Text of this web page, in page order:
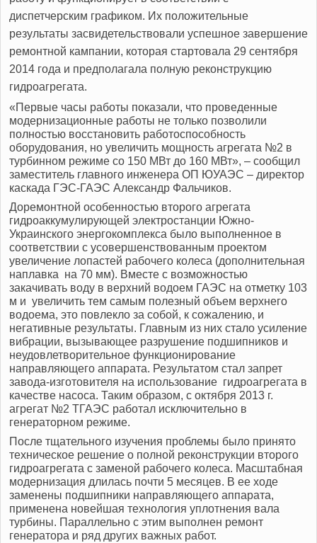
диспетчерским графиком. Их положительные
результаты засвидетельствовали успешное завершение
ремонтной кампании, которая стартовала 29 сентября
2014 года и предполагала полную реконструкцию
гидроагрегата.
«Первые часы работы показали, что проведенные
модернизационные работы не только позволили
полностью восстановить работоспособность
оборудования, но увеличить мощность агрегата №2 в
турбинном режиме со 150 МВт до 160 МВт», – сообщил
заместитель главного инженера ОП ЮУАЭС – директор
каскада ГЭС-ГАЭС Александр Фальчиков.
Доремонтной особенностью второго агрегата
гидроаккумулирующей электростанции Южно-
Украинского энергокомплекса было выполненное в
соответствии с усовершенствованным проектом
увеличение лопастей рабочего колеса (дополнительная
наплавка на 70 мм). Вместе с возможностью
закачивать воду в верхний водоем ГАЭС на отметку 103
м и увеличить тем самым полезный объем верхнего
водоема, это повлекло за собой, к сожалению, и
негативные результаты. Главным из них стало усиление
вибрации, вызывающее разрушение подшипников и
неудовлетворительное функционирование
направляющего аппарата. Результатом стал запрет
завода-изготовителя на использование гидроагрегата в
качестве насоса. Таким образом, с октября 2013 г.
агрегат №2 ТГАЭС работал исключительно в
генераторном режиме.
После тщательного изучения проблемы было принято
техническое решение о полной реконструкции второго
гидроагрегата с заменой рабочего колеса. Масштабная
модернизация длилась почти 5 месяцев. В ее ходе
заменены подшипники направляющего аппарата,
применена новейшая технология уплотнения вала
турбины. Параллельно с этим выполнен ремонт
генератора и ряд других важных работ.